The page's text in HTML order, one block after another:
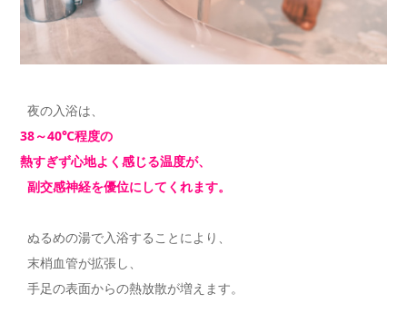
夜の入浴は、
38～40℃程度の
熱すぎず心地よく感じる温度が、
副交感神経を優位にしてくれます。
ぬるめの湯で入浴することにより、
末梢血管が拡張し、
手足の表面からの熱放散が増えます。